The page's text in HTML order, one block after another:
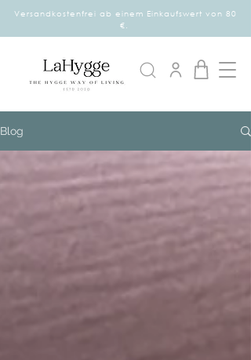
Versandkostenfrei ab einem Einkaufswert von 80
€.
Blog